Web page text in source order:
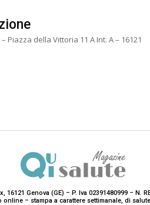
– Piazza della Vittoria 11 A Int. A – 16121
16121 Genova (GE) – P. Iva 02391480999 – N.
– stampa a carattere settimanale, di